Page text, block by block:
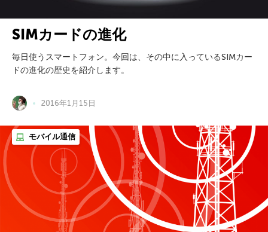
SIMカードの進化
毎日使うスマートフォン。今回は、その中に入っているSIMカー
ドの進化の歴史を紹介します。
2016年1月15日
モバイル通信